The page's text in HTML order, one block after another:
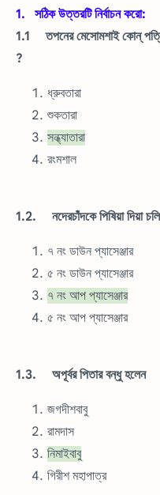
1. সঠিক উত্তরটি নির্বাচন করো:
1.1 তপনের মেসোমশাই কোন্
?
ধ্রুবতারা
শুকতারা
সন্ধ্যাতারা
রংমশাল
1.2. নদেরচাঁদকে পিষিয়া দিয়া
৭ নং ডাউন প্যাসেঞ্জার
৫ নং ডাউন প্যাসেঞ্জার
৭ নং আপ প্যাসেঞ্জার
৫ নং আপ প্যাসেঞ্জার
1.3. অপূর্বর পিতার বন্ধু হলেন
জগদীশবাবু
রামদাস
নিমাইবাবু
গিরীশ মহাপাত্র